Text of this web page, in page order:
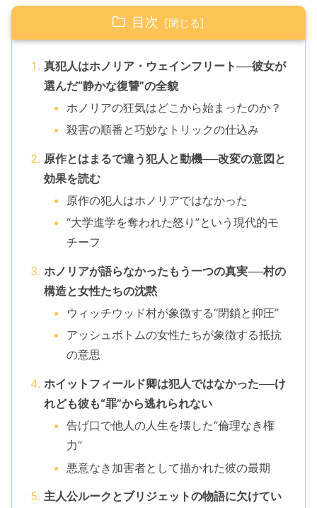
目次
真犯人はホノリア・ウェインフリート──彼女が
選んだ“静かな復讐”の全貌
ホノリアの狂気はどこから始まったのか？
殺害の順番と巧妙なトリックの仕込み
原作とはまるで違う犯人と動機──改変の意図と
効果を読む
原作の犯人はホノリアではなかった
“大学進学を奪われた怒り”という現代的モ
チーフ
ホノリアが語らなかったもう一つの真実──村の
構造と女性たちの沈黙
ウィッチウッド村が象徴する“閉鎖と抑圧”
アッシュボトムの女性たちが象徴する抵抗
の意思
ホイットフィールド卿は犯人ではなかった──け
れども彼も“罪”から逃れられない
告げ口で他人の人生を壊した“倫理なき権
力”
悪意なき加害者として描かれた彼の最期
主人公ルークとブリジェットの物語に欠けてい